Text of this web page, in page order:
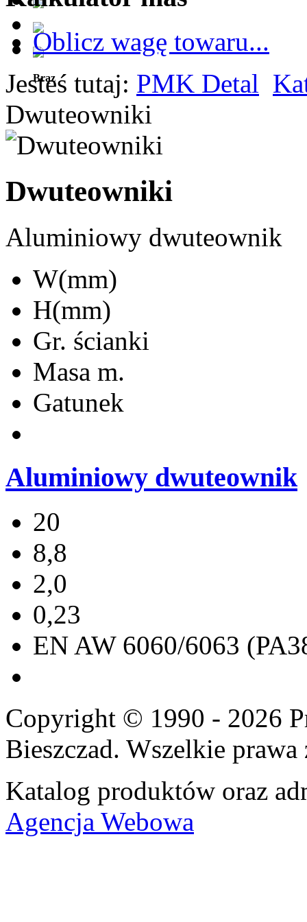
Brąz
Oblicz wagę towaru...
Jesteś tutaj: PMK Detal
Dwuteowniki
Dwuteowniki
Aluminiowy dwuteownik
W(mm)
H(mm)
Gr. ścianki
Masa m.
Gatunek
Aluminiowy dwuteownik
20
8,8
2,0
0,23
EN AW 6060/6063
Copyright © 1990 - 2026
Bieszczad. Wszelkie prawa
Katalog produktów oraz
Agencja Webowa